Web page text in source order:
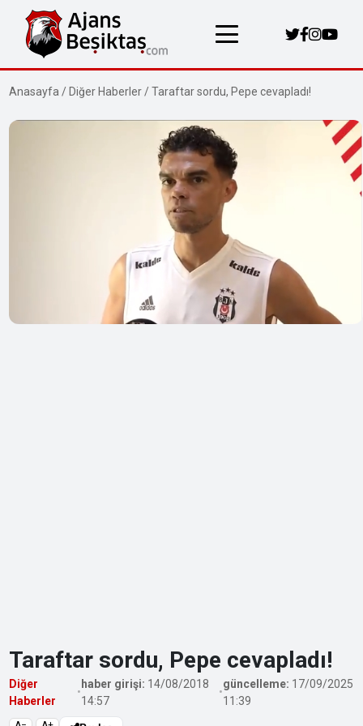
Anasayfa / Diğer Haberler /Taraftar sordu, Pepe cevapladı!
Taraftar sordu, Pepe cevapladı!
Diğer
Haberler
•
haber girişi: 14/08/2018
14:57
•
güncelleme: 17/09/2025
11:39